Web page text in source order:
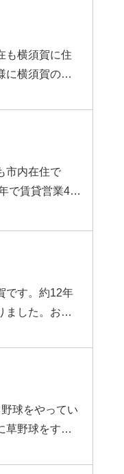
も横須賀に住
に横須賀の魅
々勉強し、
よろしくお願
市内在住で
で賃貸営業4年
までの経験と
より良い生活
手伝いをさ
です。約12年
ました。お客
なご提案や
してまいりま
球をやってい
草野球をする
前職では、
が多かったの